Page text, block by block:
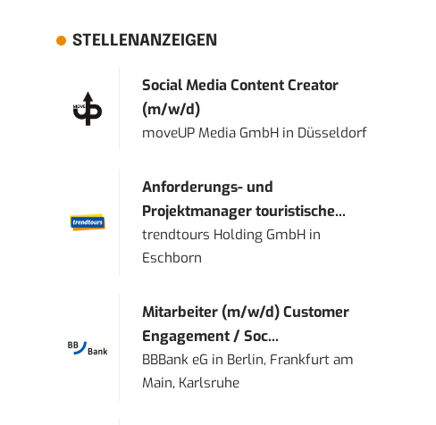
STELLENANZEIGEN
Social Media Content Creator
(m/w/d)
moveUP Media GmbH in Düsseldorf
Anforderungs- und
Projektmanager touristische...
trendtours Holding GmbH in
Eschborn
Mitarbeiter (m/w/d) Customer
Engagement / Soc...
BBBank eG in Berlin, Frankfurt am
Main, Karlsruhe